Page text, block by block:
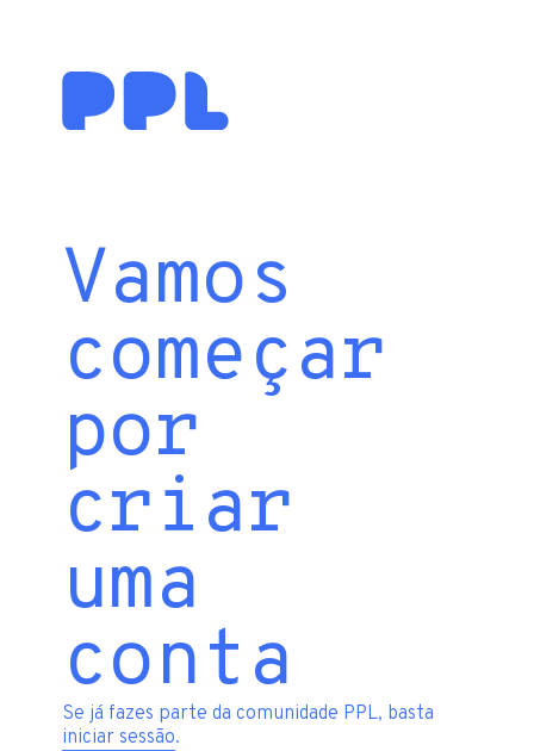
Vamos
começar
por
criar
uma
conta
Se já fazes parte da comunidade PPL, basta
iniciar sessão.